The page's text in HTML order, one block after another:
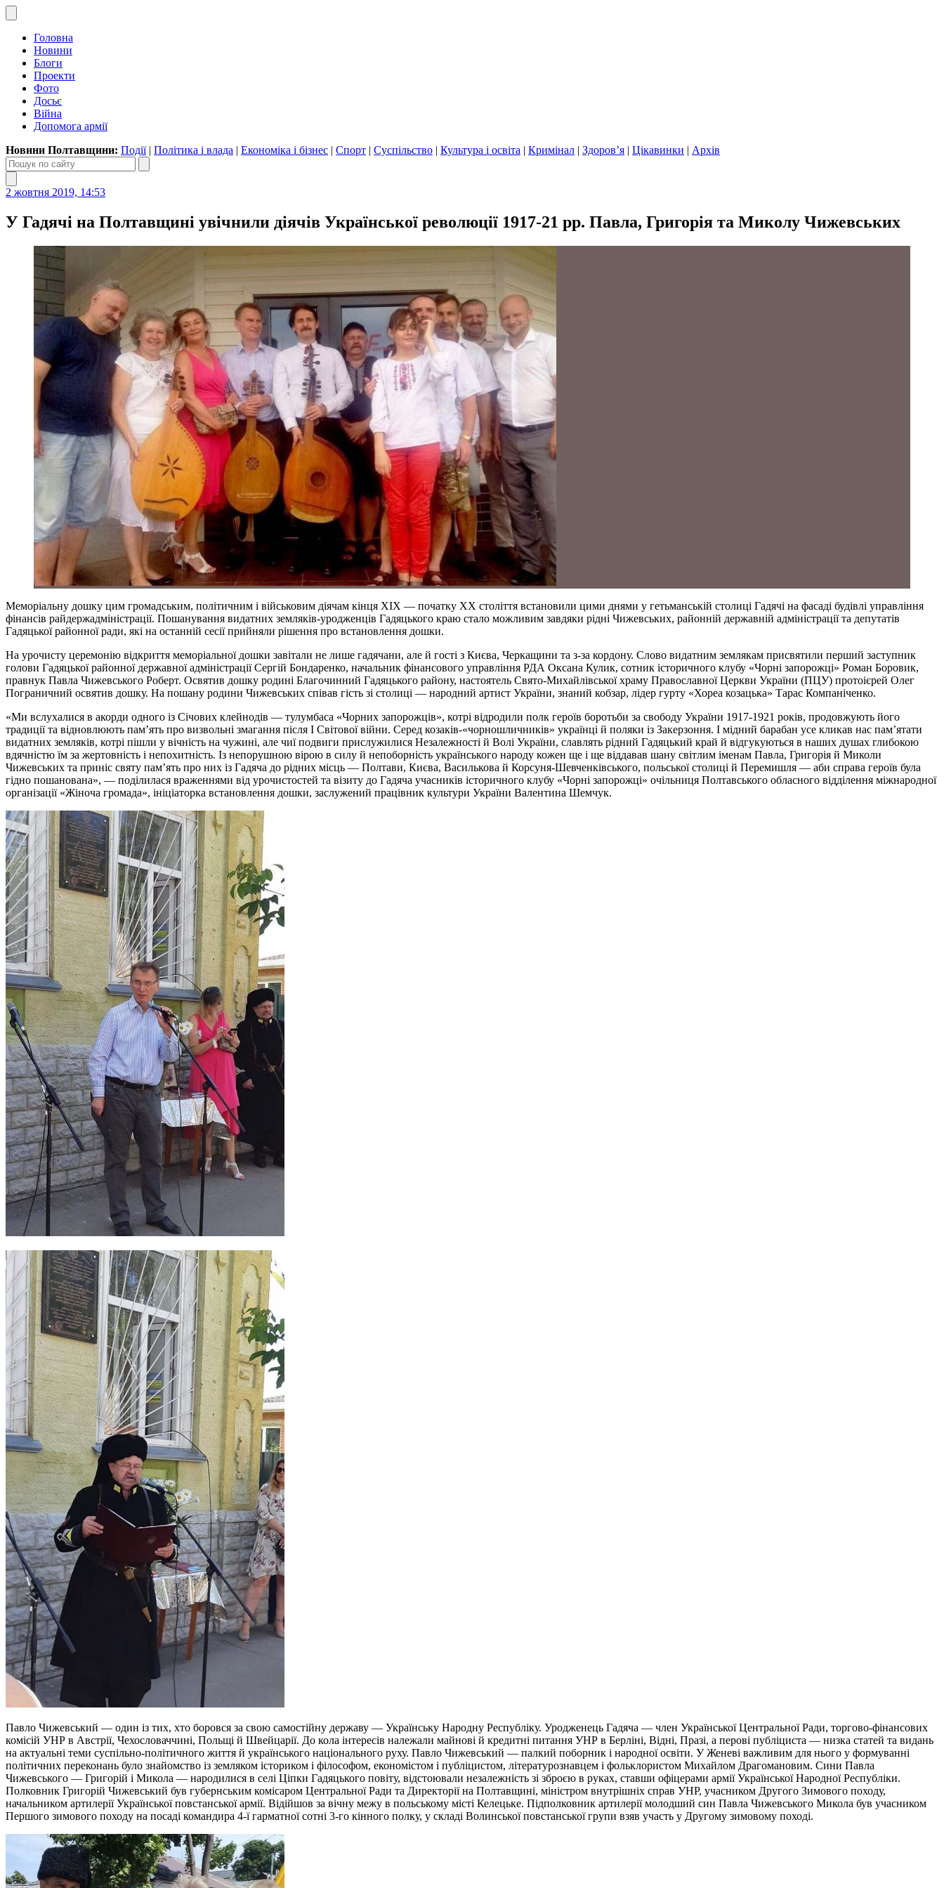
Головна
Новини
Блоги
Проекти
Фото
Досьє
Війна
Допомога армії
Новини Полтавщини: Події| Політика і влада | Економіка і бізнес | Спорт | Суспільство | Культура і освіта | Кримінал | Здоров’я | Цікавинки | Архів
2 жовтня 2019, 14:53
У Гадячі на Полтавщині увічнили діячів Української революції 1917-21 рр. Павла, Григорія та Миколу Чижевських
Меморіальну дошку цим громадським, політичним і військовим діячам кінця ХІХ — початку ХХ століття встановили цими днями у гетьманській столиці Гадячі на фасаді будівлі управління
фінансів райдержадміністрації. Пошанування видатних земляків-уродженців Гадяцького краю стало можливим завдяки рідні Чижевських, районній державній адміністрації та депутатів
Гадяцької районної ради, які на останній сесії прийняли рішення про встановлення дошки.
На урочисту церемонію відкриття меморіальної дошки завітали не лише гадячани, але й гості з Києва, Черкащини та з-за кордону. Слово видатним землякам присвятили перший заступник
голови Гадяцької районної державної адміністрації Сергій Бондаренко, начальник фінансового управління РДА Оксана Кулик, сотник історичного клубу «Чорні запорожці» Роман Боровик,
правнук Павла Чижевського Роберт. Освятив дошку родині Благочинний Гадяцького району, настоятель Свято-Михайлівської храму Православної Церкви України (ПЦУ) протоієрей Олег
Пограничний освятив дошку. На пошану родини Чижевських співав гість зі столиці — народний артист України, знаний кобзар, лідер гурту «Хореа козацька» Тарас Компаніченко.
«Ми вслухалися в акорди одного із Січових клейнодів — тулумбаса «Чорних запорожців», котрі відродили полк героїв боротьби за свободу України 1917-1921 років, продовжують його
традиції та відновлюють пам’ять про визвольні змагання після І Світової війни. Серед козаків-«чорношличників» українці й поляки із Закерзоння. І мідний барабан усе кликав нас пам’ятати
видатних земляків, котрі пішли у вічність на чужині, але чиї подвиги прислужилися Незалежності й Волі України, славлять рідний Гадяцький край й відгукуються в наших душах глибокою
вдячністю їм за жертовність і непохитність. Із непорушною вірою в силу й непоборність українського народу кожен ще і ще віддавав шану світлим іменам Павла, Григорія й Миколи
Чижевських та приніс святу пам’ять про них із Гадяча до рідних місць — Полтави, Києва, Василькова й Корсуня-Шевченківського, польської столиці й Перемишля — аби справа героїв була
гідно пошанована», — поділилася враженнями від урочистостей та візиту до Гадяча учасників історичного клубу «Чорні запорожці» очільниця Полтавського обласного відділення міжнародної
організації «Жіноча громада», ініціаторка встановлення дошки, заслужений працівник культури України Валентина Шемчук.
Павло Чижевський — один із тих, хто боровся за свою самостійну державу — Українську Народну Республіку. Уродженець Гадяча — член Української Центральної Ради, торгово-фінансових
комісій УНР в Австрії, Чехословаччині, Польщі й Швейцарії. До кола інтересів належали майнові й кредитні питання УНР в Берліні, Відні, Празі, а перові публіциста — низка статей та видань
на актуальні теми суспільно-політичного життя й українського національного руху. Павло Чижевський — палкий поборник і народної освіти. У Женеві важливим для нього у формуванні
політичних переконань було знайомство із земляком істориком і філософом, економістом і публіцистом, літературознавцем і фольклористом Михайлом Драгомановим. Сини Павла
Чижевського — Григорій і Микола — народилися в селі Ціпки Гадяцького повіту, відстоювали незалежність зі зброєю в руках, ставши офіцерами армії Української Народної Республіки.
Полковник Григорій Чижевський був губернським комісаром Центральної Ради та Директорії на Полтавщині, міністром внутрішніх справ УНР, учасником Другого Зимового походу,
начальником артилерії Української повстанської армії. Відійшов за вічну межу в польському місті Келецьке. Підполковник артилерії молодший син Павла Чижевського Микола був учасником
Першого зимового походу на посаді командира 4-ї гарматної сотні 3-го кінного полку, у складі Волинської повстанської групи взяв участь у Другому зимовому поході.